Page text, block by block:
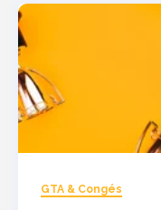
GTA & Congés